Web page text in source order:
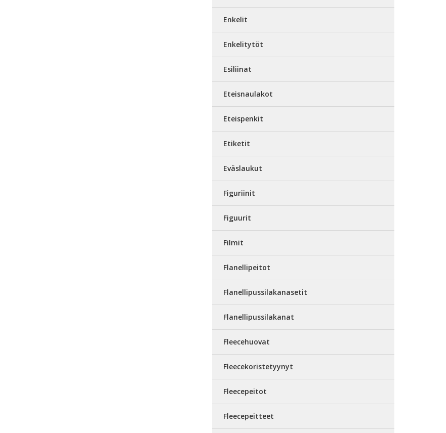
Enkelit
Enkelitytöt
Esiliinat
Eteisnaulakot
Eteispenkit
Etiketit
Eväslaukut
Figuriinit
Figuurit
Filmit
Flanellipeitot
Flanellipussilakanasetit
Flanellipussilakanat
Fleecehuovat
Fleecekoristetyynyt
Fleecepeitot
Fleecepeitteet